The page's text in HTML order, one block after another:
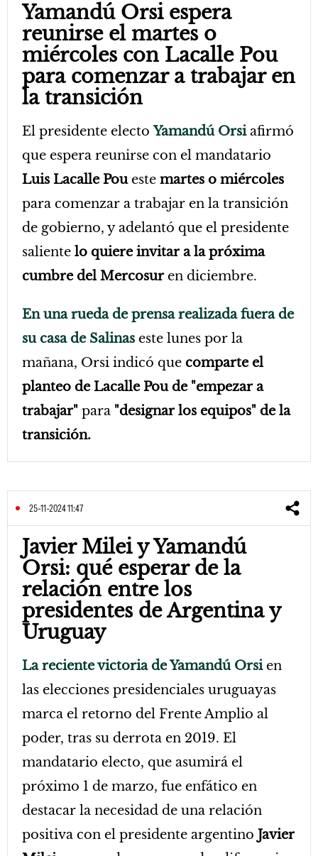
Yamandú Orsi espera
reunirse el martes o
miércoles con Lacalle Pou
para comenzar a trabajar en
la transición
El presidente electo Yamandú Orsiafirmó
que espera reunirse con el mandatario
Luis Lacalle Poueste martes o miércoles
para comenzar a trabajar en la transición
de gobierno, y adelantó que el presidente
saliente lo quiere invitar a la próxima
cumbre del Mercosuren diciembre.
En una rueda de prensa realizada fuera de
su casa de Salinas este lunes por la
mañana, Orsi indicó que comparte el
planteo de Lacalle Pou de "empezar a
trabajar" para "designar los equipos" de la
transición.
25-11-2024 11:47
Javier Milei y Yamandú
Orsi: qué esperar de la
relación entre los
presidentes de Argentina y
Uruguay
La reciente victoria de Yamandú Orsien
las elecciones presidenciales uruguayas
marca el retorno del Frente Amplio al
poder, tras su derrota en 2019. El
mandatario electo, que asumirá el
próximo 1 de marzo, fue enfático en
destacar la necesidad de una relación
positiva con el presidente argentino Javier